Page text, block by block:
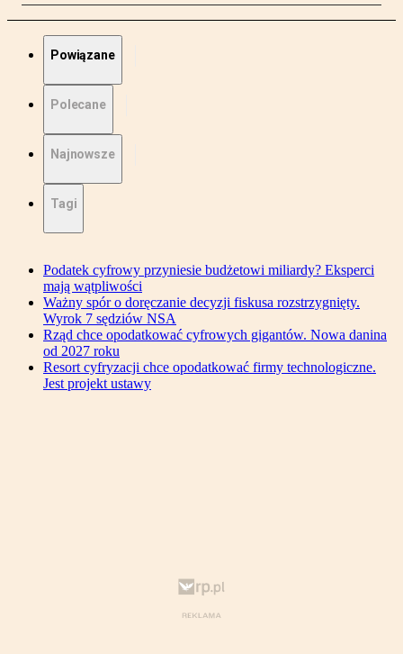
Powiązane
Polecane
Najnowsze
Tagi
Podatek cyfrowy przyniesie budżetowi miliardy? Eksperci
mają wątpliwości
Ważny spór o doręczanie decyzji fiskusa rozstrzygnięty.
Wyrok 7 sędziów NSA
Rząd chce opodatkować cyfrowych gigantów. Nowa danina
od 2027 roku
Resort cyfryzacji chce opodatkować firmy technologiczne.
Jest projekt ustawy